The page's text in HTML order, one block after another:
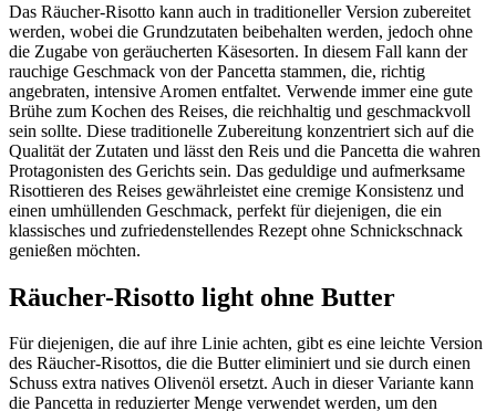
Das Räucher-Risotto kann auch in traditioneller Version zubereitet
werden, wobei die Grundzutaten beibehalten werden, jedoch ohne
die Zugabe von geräucherten Käsesorten. In diesem Fall kann der
rauchige Geschmack von der Pancetta stammen, die, richtig
angebraten, intensive Aromen entfaltet. Verwende immer eine gute
Brühe zum Kochen des Reises, die reichhaltig und geschmackvoll
sein sollte. Diese traditionelle Zubereitung konzentriert sich auf die
Qualität der Zutaten und lässt den Reis und die Pancetta die wahren
Protagonisten des Gerichts sein. Das geduldige und aufmerksame
Risottieren des Reises gewährleistet eine cremige Konsistenz und
einen umhüllenden Geschmack, perfekt für diejenigen, die ein
klassisches und zufriedenstellendes Rezept ohne Schnickschnack
genießen möchten.
Räucher-Risotto light ohne Butter
Für diejenigen, die auf ihre Linie achten, gibt es eine leichte Version
des Räucher-Risottos, die die Butter eliminiert und sie durch einen
Schuss extra natives Olivenöl ersetzt. Auch in dieser Variante kann
die Pancetta in reduzierter Menge verwendet werden, um den